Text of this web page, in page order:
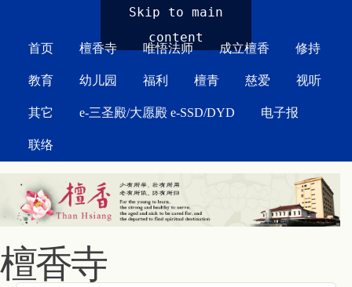
Skip to main
content
首页 檀香寺 唯悟法师 成立檀香 修持
教育 幼儿园 福利 檀青 慈爱 视听
其它 e-三圣殿/大愿殿 e-SSD/DYD 电子报
联络
檀香寺